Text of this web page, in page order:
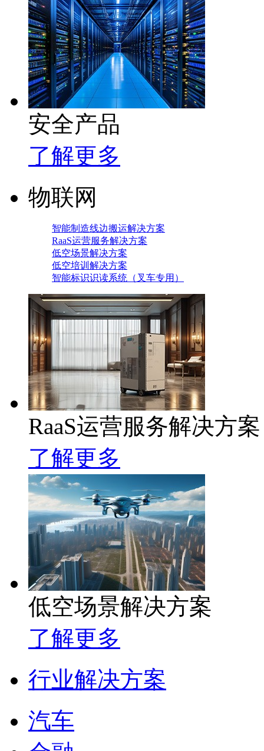
安全产品
了解更多
物联网
智能制造线边搬运解决方案
RaaS运营服务解决方案
低空场景解决方案
低空培训解决方案
智能标识识读系统（叉车专用）
RaaS运营服务解决方案
了解更多
低空场景解决方案
了解更多
行业解决方案
汽车